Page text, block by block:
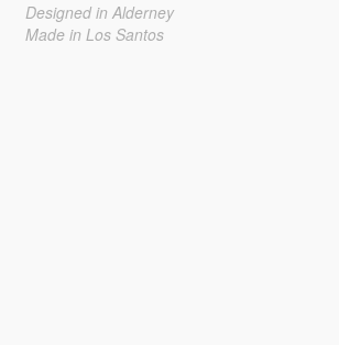
Designed in Alderney
Made in Los Santos